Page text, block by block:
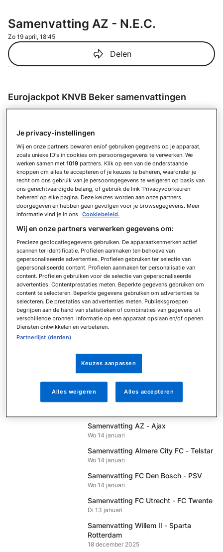
Samenvatting AZ - N.E.C.
Zo 19 april, 18:45
Delen
Eurojackpot KNVB Beker samenvattingen
Samenvatting AZ - Telstar
Wo 4 maart
Samenvatting N.E.C. - PSV
Di 3 maart
Samenvatting Telstar - Go Ahead
Eagles
Do 5 februari
Wo 4 februari
Samenvatting N.E.C. - FC Volendam
Wo 4 februari
Samenvatting AZ - FC Twente
Di 3 februari
Samenvatting De Treffers - N.E.C.
Di 20 januari
Samenvatting Sparta Rotterdam - FC
Samenvatting sc Heerenveen - RKC
Waalwijk
Do 15 januari
Samenvatting Go Ahead Eagles -
Heracles Almelo
Samenvatting AZ - Ajax
Wo 14 januari
Samenvatting Almere City FC - Telstar
Wo 14 januari
Samenvatting FC Den Bosch - PSV
Wo 14 januari
Samenvatting FC Utrecht - FC Twente
Di 13 januari
Samenvatting Willem II - Sparta
Rotterdam
18 december 2025
Je privacy-instellingen
Wij en onze partners bewaren en/of gebruiken gegevens op je apparaat,
zoals unieke ID's in cookies om persoonsgegevens te verwerken. We
werken samen met1019 partners. Klik op een van de onderstaande
knoppen om alles te accepteren of je keuzes te beheren, waaronder je
recht om ons gebruik van je persoonsgegevens te weigeren op basis van
ons gerechtvaardigde belang, of gebruik de link 'Privacyvoorkeuren
beheren' op elke pagina. Deze keuzes worden aan onze partners
doorgegeven en hebben geen gevolgen voor je browsegegevens. Meer
informatie vind je in ons Cookiebeleid.
Wij en onze partners verwerken gegevens om:
Precieze geolocatiegegevens gebruiken. De apparaatkenmerken actief
scannen ter identificatie. Profielen aanmaken ten behoeve van
gepersonaliseerde advertenties. Profielen gebruiken ter selectie van
gepersonaliseerde content. Profielen aanmaken ter personalisatie van
content. Profielen gebruiken voor de selectie van gepersonaliseerde
advertenties. Contentprestaties meten. Beperkte gegevens gebruiken om
content te selecteren. Beperkte gegevens gebruiken om advertenties te
selecteren. De prestaties van advertenties meten. Publieksgroepen
begrijpen aan de hand van statistieken of combinaties van gegevens uit
verschillende bronnen. Informatie op een apparaat opslaan en/of openen.
Diensten ontwikkelen en verbeteren.
Partnerlijst (derden)
Keuzes aanpassen
Alles weigeren Alles accepteren